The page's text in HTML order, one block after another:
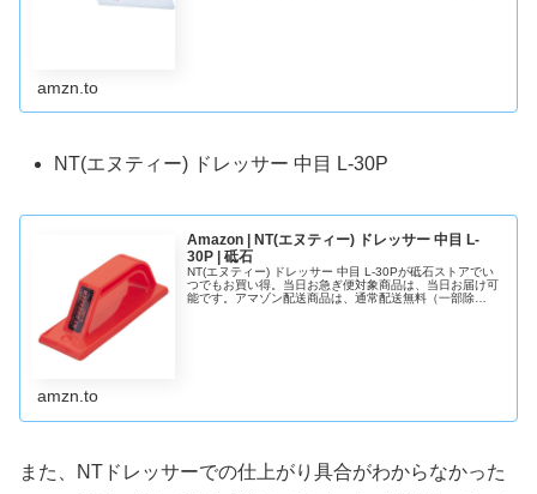
amzn.to
NT(エヌティー) ドレッサー 中目 L-30P
Amazon | NT(エヌティー) ドレッサー 中目 L-
30P | 砥石
NT(エヌティー) ドレッサー 中目 L-30Pが砥石ストアでい
つでもお買い得。当日お急ぎ便対象商品は、当日お届け可
能です。アマゾン配送商品は、通常配送無料（一部除
amzn.to
また、NTドレッサーでの仕上がり具合がわからなかった